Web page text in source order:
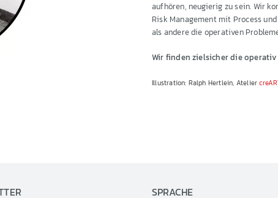
aufhören, neugierig zu sein. Wir
Risk Management mit Process
als andere die operativen
Wir finden zielsicher die
Illustration: Ralph Hertlein, Atelier
SPRACHE